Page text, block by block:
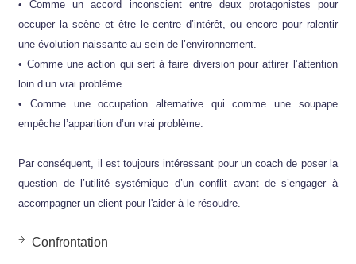
• Comme un accord inconscient entre deux protagonistes pour
occuper la scène et être le centre d’intérêt, ou encore pour ralentir
une évolution naissante au sein de l’environnement.
• Comme une action qui sert à faire diversion pour attirer l’attention
loin d’un vrai problème.
• Comme une occupation alternative qui comme une soupape
empêche l’apparition d’un vrai problème.
Par conséquent, il est toujours intéressant pour un coach de poser la
question de l’utilité systémique d’un conflit avant de s’engager à
accompagner un client pour l'aider à le résoudre.
Confrontation